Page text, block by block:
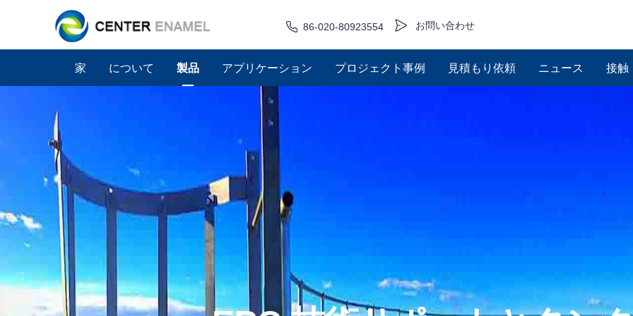
86-020-80923554 お問い合わせ
家 について 製品 アプリケーション プロジェクト事例 見積もり依頼 ニュース 接触